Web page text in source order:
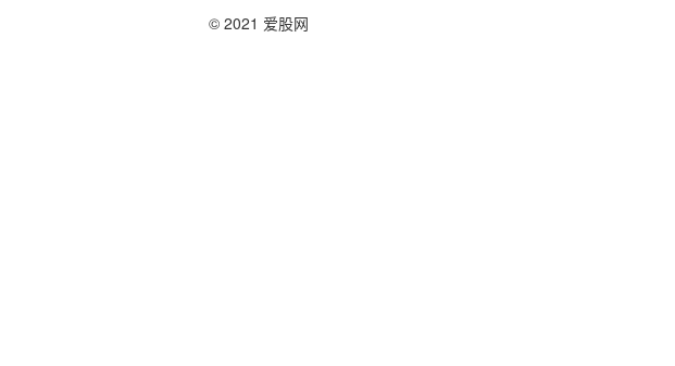
© 2021 爱股网